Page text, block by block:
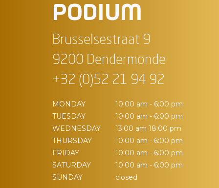
PODIUM
Brusselsestraat 9
9200 Dendermonde
+32 (0)52 21 94 92
MONDAY
10:00 am - 6:00 pm
TUESDAY
10:00 am - 6:00 pm
WEDNESDAY
13:00 am 18:00 pm
THURSDAY
10:00 am - 6:00 pm
FRIDAY
10:00 am - 6:00 pm
SATURDAY
10:00 am - 6:00 pm
SUNDAY
closed